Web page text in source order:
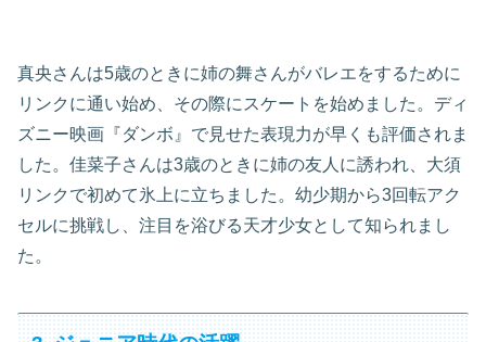
真央さんは5歳のときに姉の舞さんがバレエをするために
リンクに通い始め、その際にスケートを始めました。ディ
ズニー映画『ダンボ』で見せた表現力が早くも評価されま
した。佳菜子さんは3歳のときに姉の友人に誘われ、大須
リンクで初めて氷上に立ちました。幼少期から3回転アク
セルに挑戦し、注目を浴びる天才少女として知られまし
た。